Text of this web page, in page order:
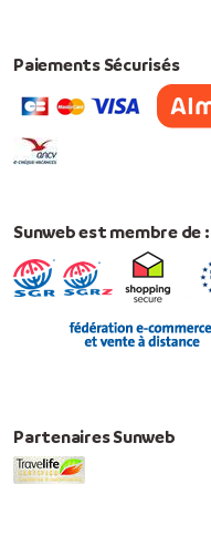
Paiements Sécurisés
Sunweb est membre de :
Partenaires Sunweb